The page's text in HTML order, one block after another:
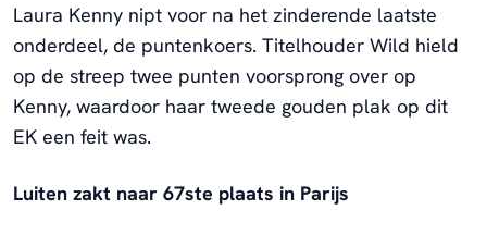
Laura Kenny nipt voor na het zinderende laatste
onderdeel, de puntenkoers. Titelhouder Wild hield
op de streep twee punten voorsprong over op
Kenny, waardoor haar tweede gouden plak op dit
EK een feit was.
Luiten zakt naar 67ste plaats in Parijs